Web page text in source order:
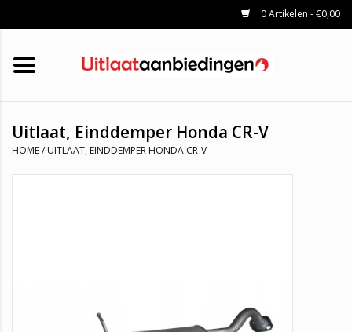
0 Artikelen - €0,00
HOME
KATALYSATOREN
UNIVERSELE UITLAATDELEN
Uitlaat, Einddemper Honda CR-V
HOME/ UITLAAT, EINDDEMPER HONDA CR-V